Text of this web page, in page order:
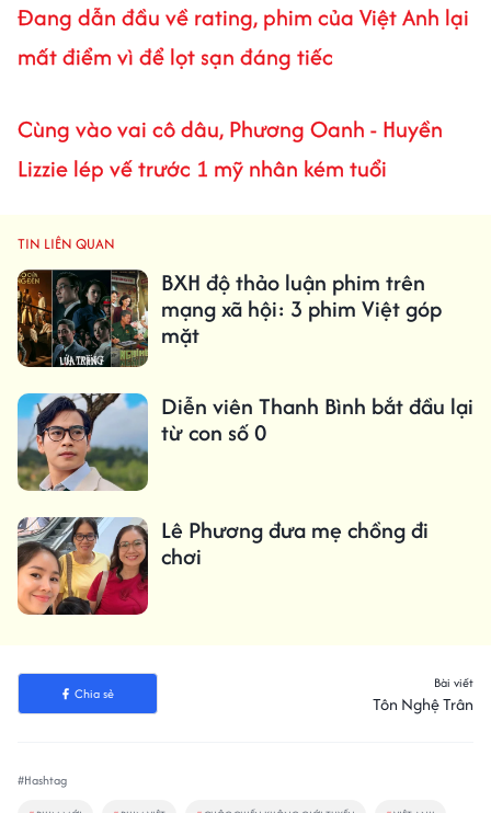
Đang dẫn đầu về rating, phim của Việt Anh lại
mất điểm vì để lọt sạn đáng tiếc
Cùng vào vai cô dâu, Phương Oanh - Huyền
Lizzie lép vế trước 1 mỹ nhân kém tuổi
TIN LIÊN QUAN
BXH độ thảo luận phim trên
mạng xã hội: 3 phim Việt góp
mặt
Diễn viên Thanh Bình bắt đầu lại
từ con số 0
Lê Phương đưa mẹ chồng đi
chơi
Chia sẻ
Bài viết
Tôn Nghệ Trân
#Hashtag